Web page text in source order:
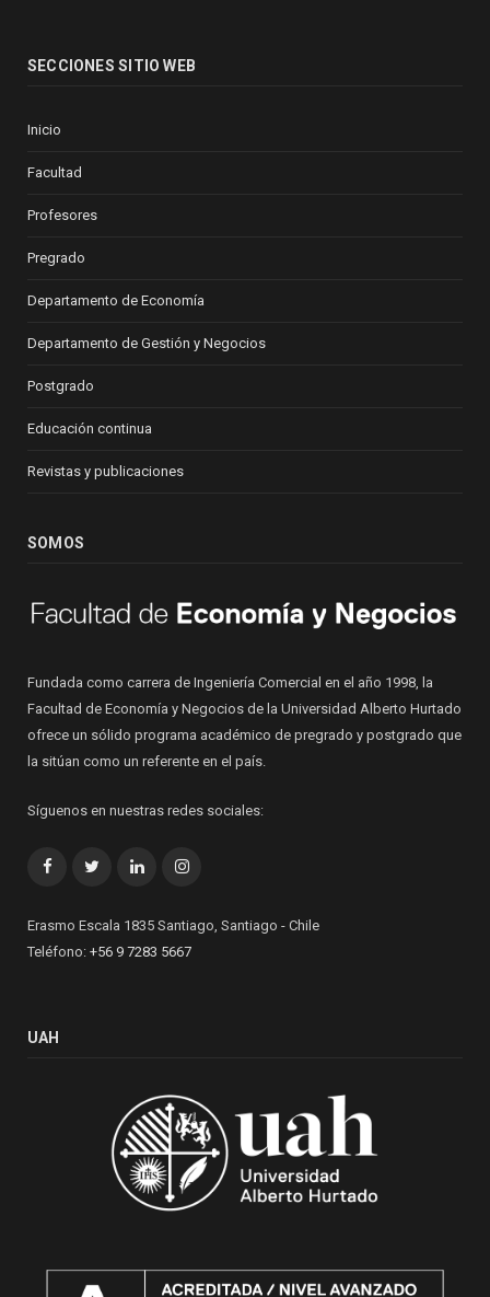
SECCIONES SITIO WEB
Inicio
Facultad
Profesores
Pregrado
Departamento de Economía
Departamento de Gestión y Negocios
Postgrado
Educación continua
Revistas y publicaciones
SOMOS
Fundada como carrera de Ingeniería Comercial en el año 1998, la
Facultad de Economía y Negocios de la Universidad Alberto Hurtado
ofrece un sólido programa académico de pregrado y postgrado que
la sitúan como un referente en el país.
Síguenos en nuestras redes sociales:
FacebookTwitterLinkedInInstagram
Erasmo Escala 1835 Santiago, Santiago - Chile
Teléfono: +56 9 7283 5667
UAH